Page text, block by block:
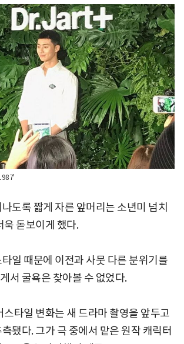
도록 짧게 자른 앞머리는 소년미 넘치
욱 돋보이게 했다.
일 때문에 이전과 사뭇 다른 분위기를
서 굴욕은 찾아볼 수 없었다.
스타일 변화는 새 드라마 촬영을 앞두고
됐다. 그가 극 중에서 맡은 원작 캐릭터